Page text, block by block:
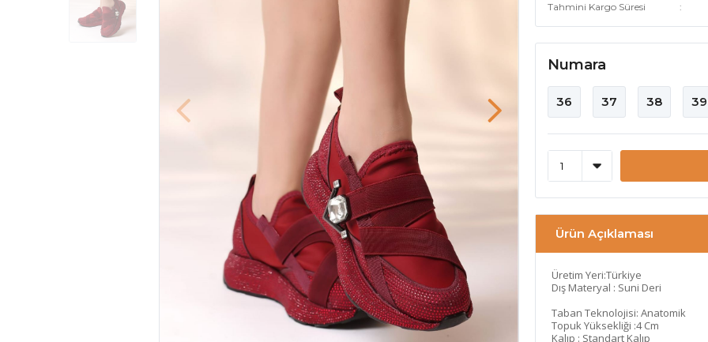
Tahmini Kargo Süresi
Numara
36 37 38 39
Ürün Açıklaması
Üretim Yeri:Türkiye
Dış Materyal : Suni Deri
Taban Teknolojisi: Anatomik
Topuk Yüksekliği :4 Cm
Kalıp : Standart Kalıp